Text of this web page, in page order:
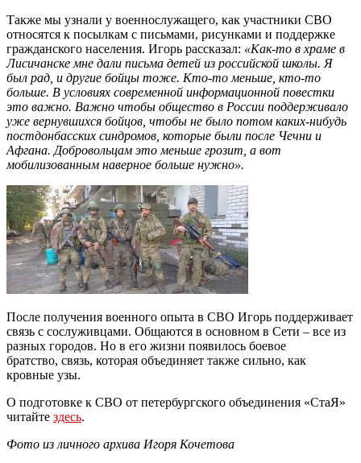
Также мы узнали у военнослужащего, как участники СВО
относятся к посылкам с письмами, рисунками и поддержке
гражданского населения. Игорь рассказал: «Как-то в храме в
Лисичанске мне дали письма детей из российской школы. Я
был рад, и другие бойцы тоже. Кто-то меньше, кто-то
больше. В условиях современной информационной повестки
это важно. Важно чтобы общество в России поддерживало
уже вернувшихся бойцов, чтобы не было потом каких-нибудь
постдонбасских синдромов, которые были после Чечни и
Афгана. Добровольцам это меньше грозит, а вот
мобилизованным наверное больше нужно».
После получения военного опыта в СВО Игорь поддерживает
связь с сослуживцами. Общаются в основном в Сети – все из
разных городов. Но в его жизни появилось боевое
братство, связь, которая объединяет также сильно, как
кровные узы.
О подготовке к СВО от петербургского объединения «СтаЯ»
читайте здесь.
Фото из личного архива Игоря Кочетова